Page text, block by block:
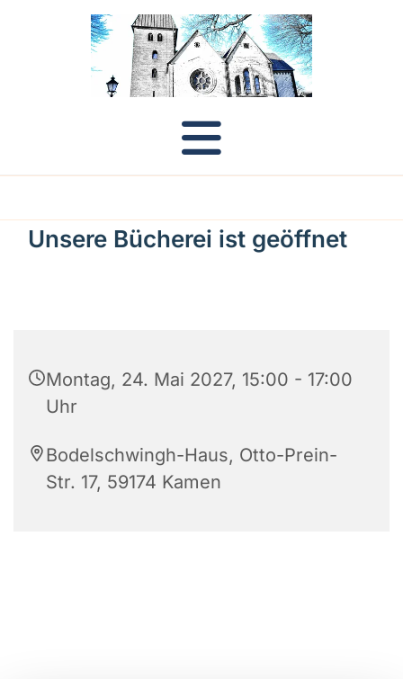
Unsere Bücherei ist geöffnet
Montag, 24. Mai 2027, 15:00 - 17:00
Uhr
Bodelschwingh-Haus, Otto-Prein-
Str. 17, 59174 Kamen